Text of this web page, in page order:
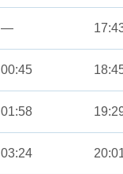
—
00:45
01:58
03:24